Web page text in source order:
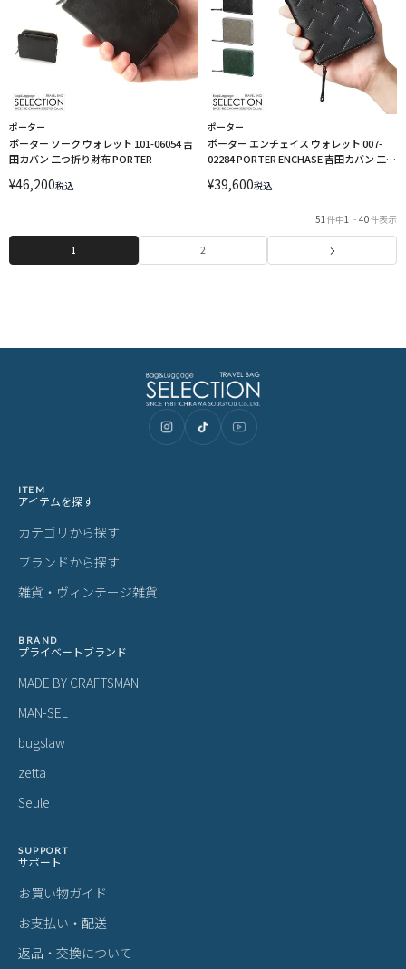
ポーター
ポーター ソーク ウォレット 101-06054 吉
田カバン 二つ折り財布 PORTER
¥46,200税込
ポーター
ポーター エンチェイス ウォレット 007-
02284 PORTER ENCHASE 吉田カバン 二つ
ドルウォレット
¥39,600税込
51 件中1 - 40件表示
1 2
ITEM
アイテムを探す
カテゴリから探す
ブランドから探す
雑貨・ヴィンテージ雑貨
BRAND
プライベートブランド
MADE BY CRAFTSMAN
MAN-SEL
bugslaw
zetta
Seule
SUPPORT
サポート
お買い物ガイド
お支払い・配送
返品・交換について